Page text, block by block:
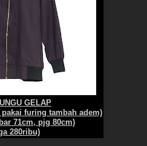
GELAP
furing tambah adem)
71cm, pjg 80cm)
280ribu)